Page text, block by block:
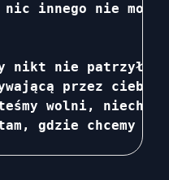
nic innego nie może
nikt nie patrzył,
przez
wolni, niech
gdzie chcemy być